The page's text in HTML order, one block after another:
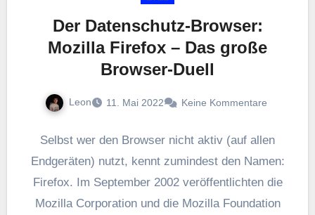
Der Datenschutz-Browser:
Mozilla Firefox – Das große
Browser-Duell
Leon 11. Mai 2022 Keine Kommentare
Selbst wer den Browser nicht aktiv (auf allen
Endgeräten) nutzt, kennt zumindest den Namen:
Firefox. Im September 2002 veröffentlichten die
Mozilla Corporation und die Mozilla Foundation